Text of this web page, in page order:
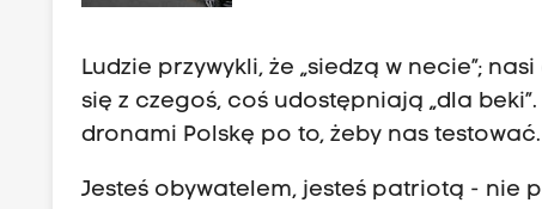
Ludzie przywykli, że „siedzą w necie”;
się z czegoś, coś udostępniają „dla
dronami Polskę po to, żeby nas
Jesteś obywatelem, jesteś patriotą - nie